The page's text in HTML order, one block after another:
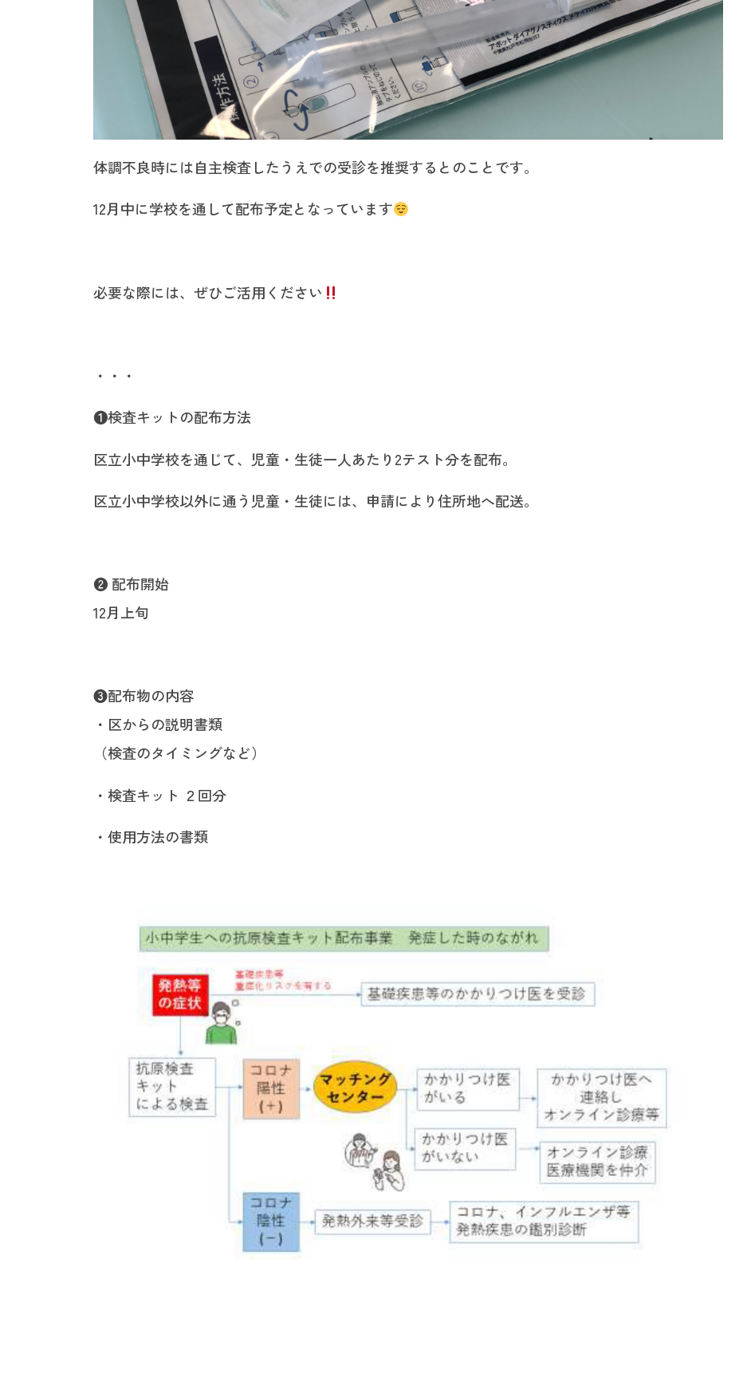
体調不良時には自主検査したうえでの受診を推奨するとのことです。
12月中に学校を通して配布予定となっています
必要な際には、ぜひご活用ください
・・・
❶検査キットの配布方法
区立小中学校を通じて、児童・生徒一人あたり2テスト分を配布。
区立小中学校以外に通う児童・生徒には、申請により住所地へ配送。
❷ 配布開始
12月上旬
❸配布物の内容
・区からの説明書類
（検査のタイミングなど）
・検査キット ２回分
・使用方法の書類